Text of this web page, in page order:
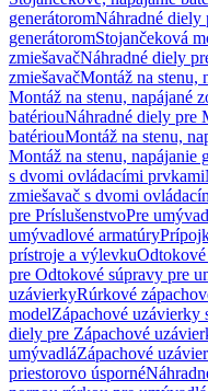
generátoromNáhradné diely
generátoromStojančeková
zmiešavačNáhradné diely
zmiešavačMontáž na stenu,
Montáž na stenu, napájané
batériouNáhradné diely pre
batériouMontáž na stenu,
Montáž na stenu, napájanie
s dvomi ovládacími prvkami
zmiešavač s dvomi
pre PríslušenstvoPre
umývadlové armatúry
prístroje a výlevku
pre Odtokové súpravy pre
uzávierkyRúrkové
modelZápachové uzávierky
diely pre Zápachové
umývadláZápachové
priestorovo úsporné